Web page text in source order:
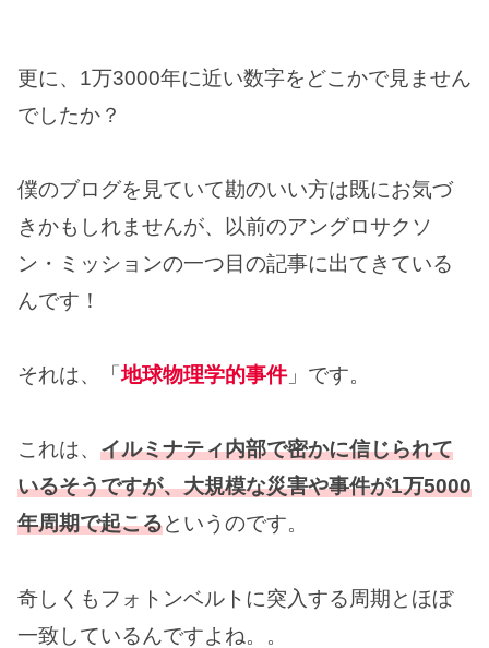
更に、1万3000年に近い数字をどこかで見ません
でしたか？
僕のブログを見ていて勘のいい方は既にお気づ
きかもしれませんが、以前のアングロサクソ
ン・ミッションの一つ目の記事に出てきている
んです！
それは、「地球物理学的事件」です。
これは、 イルミナティ内部で密かに信じられて
いるそうですが、大規模な災害や事件が1万5000
年周期で起こるというのです。
奇しくもフォトンベルトに突入する周期とほぼ
一致しているんですよね。。